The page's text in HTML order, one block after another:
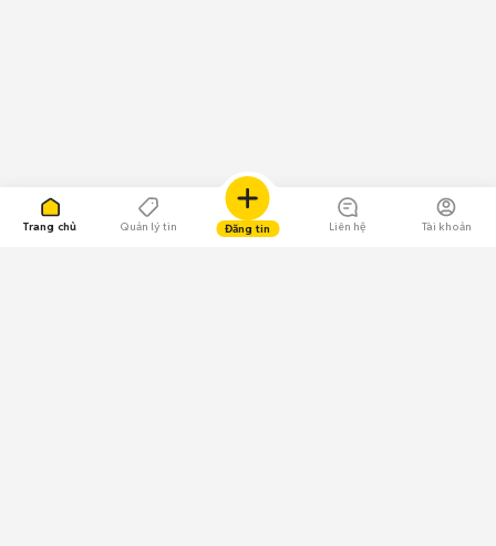
Trang chủ Quản lý tin Đăng tin Liên hệ Tài khoản